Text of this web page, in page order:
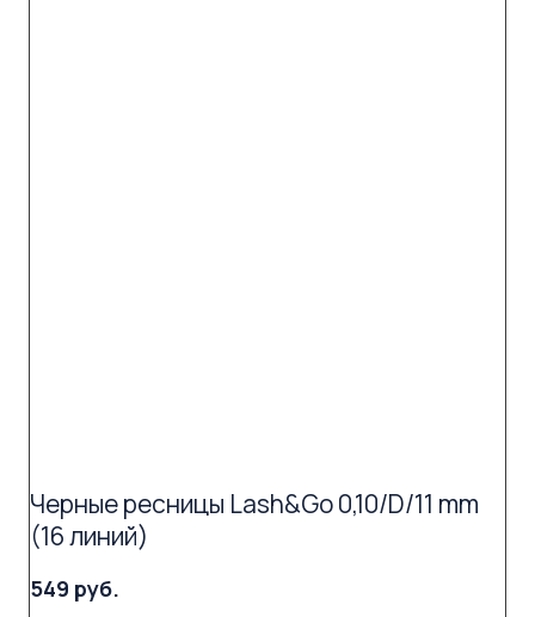
Черные ресницы Lash&Go 0,10/D/11 mm
(16 линий)
549 руб.